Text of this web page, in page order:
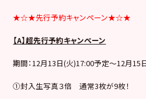
★☆★先行予約キャンペーン★☆★
【A】超先行予約キャンペーン
期間：12月13日(火)17:00予定～12月15
①封入生写真３倍 通常3枚が9枚！